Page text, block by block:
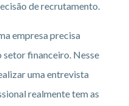
de recrutamento.
empresa precisa
financeiro. Nesse
uma entrevista
realmente tem as